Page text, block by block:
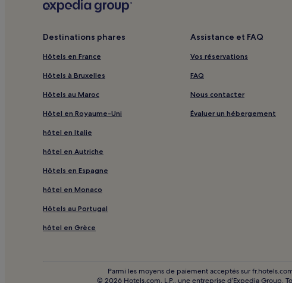
Barrage de Wushantou : hôtels à proximité
Dapaolun : hôtels à proximité
Kaohsiung : hôtels Hôtels avec petit-déjeuner gratuit
Kaohsiung : hôtels 3 étoiles
Kaohsiung : hôtels Hôtels d’affaires
Kaohsiung : hôtels Hôtels avec sources chaudes
Kaohsiung : hôtels
Tainan : hôtels Hôtels avec cuisine
Destinations phares
Hôtels en France
Hôtels à Bruxelles
Hôtels au Maroc
Hôtel en Royaume-Uni
hôtel en Italie
hôtel en Autriche
Hôtels en Espagne
hôtel en Monaco
Hôtels au Portugal
hôtel en Grèce
Assistance et FAQ
Vos réservations
FAQ
Nous contacter
Évaluer un hébergement
Parmi les moyens de paiement acceptés sur
© 2026 Hotels.com, L.P., une entreprise d’Expedia Group.